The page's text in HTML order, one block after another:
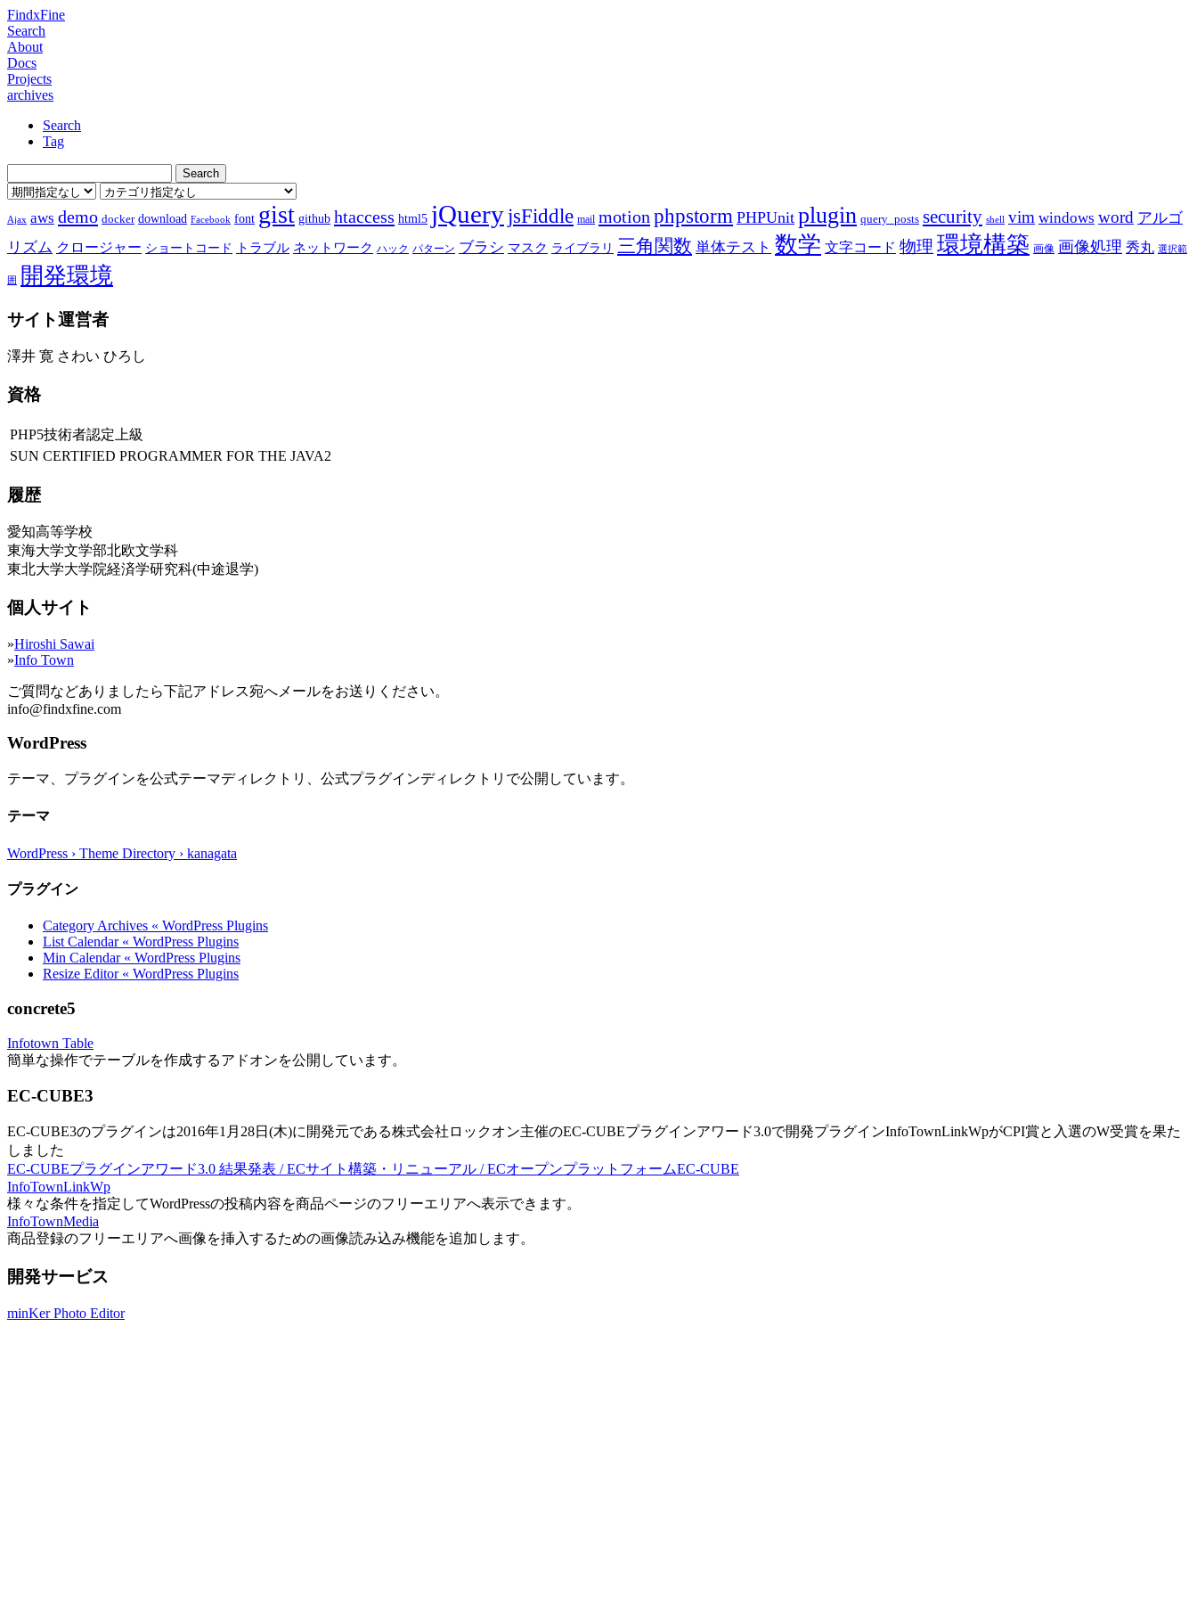
FindxFine
Search
About
Docs
Projects
archives
Search
Tag
Ajax aws demo docker download Facebook font gist github htaccess html5 jQuery jsFiddle mail motion phpstorm PHPUnit plugin query_posts security shell vim windows word アルゴ
リズム クロージャー ショートコード トラブル ネットワーク ハック パターン ブラシ マスク ライブラリ 三角関数 単体テスト 数学 文字コード 物理 環境構築 画像 画像処理 秀丸 選択範
囲 開発環境
サイト運営者
澤井 寛 さわい ひろし
資格
PHP5技術者認定上級
SUN CERTIFIED PROGRAMMER FOR THE JAVA2
履歴
愛知高等学校
東海大学文学部北欧文学科
東北大学大学院経済学研究科(中途退学)
個人サイト
»Hiroshi Sawai
»Info Town
ご質問などありましたら下記アドレス宛へメールをお送りください。
info@findxfine.com
WordPress
テーマ、プラグインを公式テーマディレクトリ、公式プラグインディレクトリで公開しています。
テーマ
WordPress › Theme Directory › kanagata
プラグイン
Category Archives « WordPress Plugins
List Calendar « WordPress Plugins
Min Calendar « WordPress Plugins
Resize Editor « WordPress Plugins
concrete5
Infotown Table
簡単な操作でテーブルを作成するアドオンを公開しています。
EC-CUBE3
EC-CUBE3のプラグインは2016年1月28日(木)に開発元である株式会社ロックオン主催のEC-CUBEプラグインアワード3.0で開発プラグインInfoTownLinkWpがCPI賞と入選のW受賞を果た
しました
EC-CUBEプラグインアワード3.0 結果発表 / ECサイト構築・リニューアル / ECオープンプラットフォームEC-CUBE
InfoTownLinkWp
様々な条件を指定してWordPressの投稿内容を商品ページのフリーエリアへ表示できます。
InfoTownMedia
商品登録のフリーエリアへ画像を挿入するための画像読み込み機能を追加します。
開発サービス
minKer Photo Editor